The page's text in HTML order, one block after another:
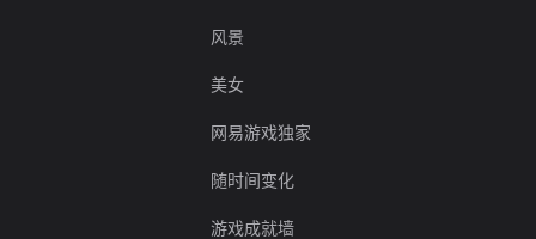
风景
美女
网易游戏独家
随时间变化
游戏成就墙